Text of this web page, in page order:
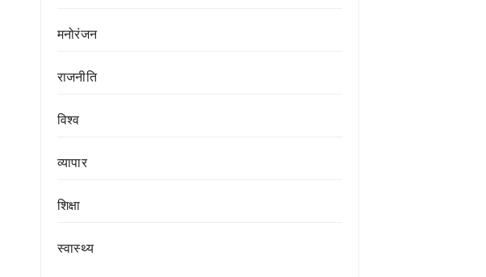
मनोरंजन
राजनीति
विश्व
व्यापार
शिक्षा
स्वास्थ्य